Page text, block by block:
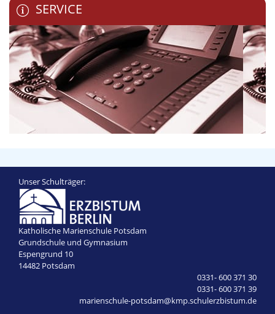
SERVICE
Unser Schulträger:
Katholische Marienschule Potsdam
Grundschule und Gymnasium
Espengrund 10
14482 Potsdam
0331- 600 371 30
0331- 600 371 39
marienschule-potsdam@kmp.schulerzbistum.de